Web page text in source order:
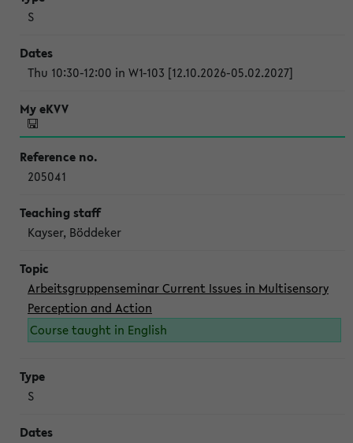
S
Thu 10:30-12:00 in W1-103 [12.10.2026-05.02.2027]
205041
Kayser, Böddeker
Arbeitsgruppenseminar Current Issues in Multisensory
Perception and Action
Course taught in English
S